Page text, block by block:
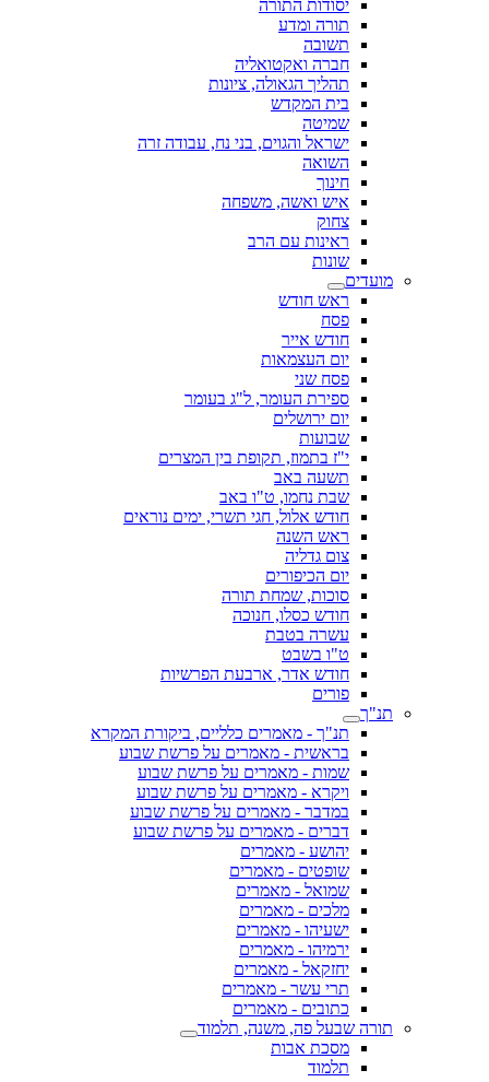
יסודות התורה
תורה ומדע
תשובה
חברה ואקטואליה
תהליך הגאולה, ציונות
בית המקדש
שמיטה
ישראל והגוים, בני נח, עבודה זרה
השואה
חינוך
איש ואשה, משפחה
צחוק
ראינות עם הרב
שונות
מועדים
ראש חודש
פסח
חודש אייר
יום העצמאות
פסח שני
ספירת העומר, ל"ג בעומר
יום ירושלים
שבועות
י"ז בתמוז, תקופת בין המצרים
תשעה באב
שבת נחמו, ט"ו באב
חודש אלול, חגי תשרי, ימים נוראים
ראש השנה
צום גדליה
יום הכיפורים
סוכות, שמחת תורה
חודש כסלו, חנוכה
עשרה בטבת
ט"ו בשבט
חודש אדר, ארבעת הפרשיות
פורים
תנ"ך
תנ"ך - מאמרים כלליים, ביקורת המקרא
בראשית - מאמרים על פרשת שבוע
שמות - מאמרים על פרשת שבוע
ויקרא - מאמרים על פרשת שבוע
במדבר - מאמרים על פרשת שבוע
דברים - מאמרים על פרשת שבוע
יהושע - מאמרים
שופטים - מאמרים
שמואל - מאמרים
מלכים - מאמרים
ישעיהו - מאמרים
ירמיהו - מאמרים
יחזקאל - מאמרים
תרי עשר - מאמרים
כתובים - מאמרים
תורה שבעל פה, משנה, תלמוד
מסכת אבות
תלמוד